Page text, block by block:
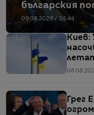
българския
екзотика
09.08.2026 / 05:44
Киев:
Грег